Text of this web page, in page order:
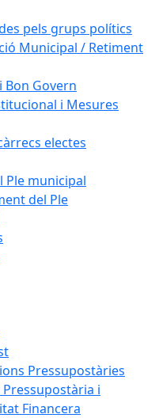
pels grups polítics
Municipal / Retiment
Bon Govern
i Mesures
electes
municipal
del Ple
Pressupostàries
i
Financera